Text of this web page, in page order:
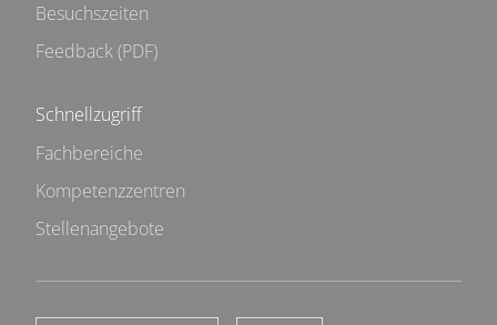
Besuchszeiten
Feedback (PDF)
Schnellzugriff
Fachbereiche
Kompetenzzentren
Stellenangebote